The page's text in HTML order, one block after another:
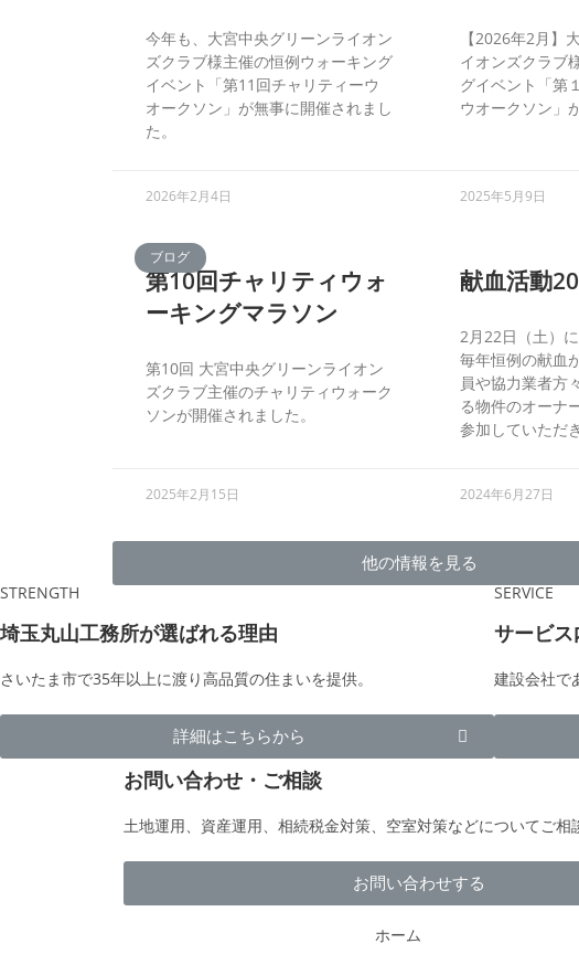
今年も、大宮中央グリーンライオン
ズクラブ様主催の恒例ウォーキング
イベント「第11回チャリティーウ
オークソン」が無事に開催されまし
た。
2026年2月4日
【2026年2月】
イオンズクラブ
グイベント「第
ウオークソン」
2025年5月9日
ブログ
第10回チャリティウォ
ーキングマラソン
第10回 大宮中央グリーンライオン
ズクラブ主催のチャリティウォーク
ソンが開催されました。
2025年2月15日
献血活動
2月22日（土）
毎年恒例の献血
員や協力業者方
る物件のオーナ
参加していただ
2024年6月27日
他の情報を見る
STRENGTH
埼玉丸山工務所が選ばれる理由
さいたま市で35年以上に渡り高品質の住まいを提供。
詳細はこちらから
SERVICE
サービス
建設会社で
お問い合わせ・ご相談
土地運用、資産運用、相続税金対策、空室対策などについてご相
お問い合わせする
ホーム